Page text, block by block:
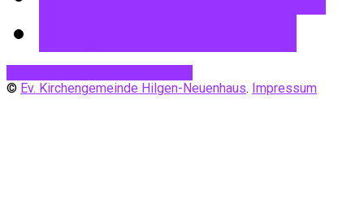
© Ev. Kirchengemeinde Hilgen-Neuenhaus. Impressum